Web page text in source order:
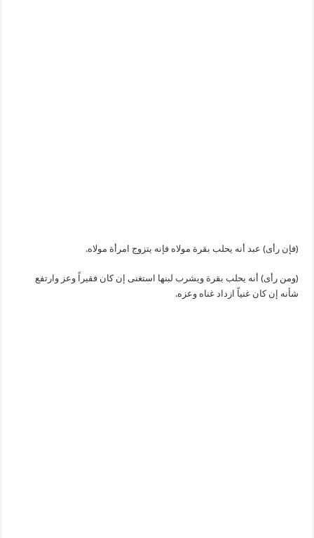
(فإن رأى) عبد أنه يحلب بقرة مولاه فإنه يتزوج امرأة مولاه.
(ومن رأى) أنه يحلب بقرة ويشرب لبنها استغنى إن كان فقيراً وعز وارتفع
شأنه إن كان غنياً ازداد غناه وعزه.